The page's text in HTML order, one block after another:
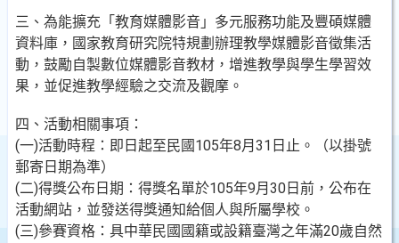
三、為能擴充「教育媒體影音」多元服務功能及豐碩媒體
資料庫，國家教育研究院特規劃辦理教學媒體影音徵集活
動，鼓勵自製數位媒體影音教材，增進教學與學生學習效
果，並促進教學經驗之交流及觀摩。
四、活動相關事項：
(一)活動時程：即日起至民國105年8月31日止。（以掛號
郵寄日期為準）
(二)得獎公布日期：得獎名單於105年9月30日前，公布在
活動網站，並發送得獎通知給個人與所屬學校。
(三)參賽資格：具中華民國國籍或設籍臺灣之年滿20歲自然